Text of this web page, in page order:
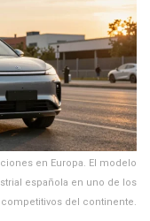
en Europa. El modelo
española en uno de los
del continente.